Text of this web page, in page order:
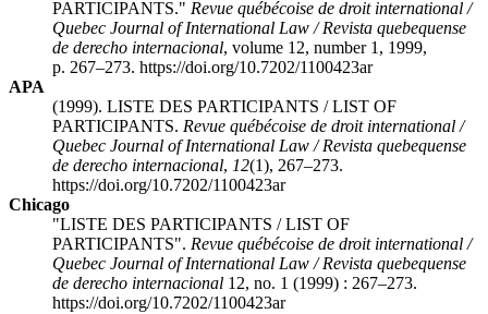
PARTICIPANTS." Revue québécoise de droit international /
Quebec Journal of International Law / Revista quebequense
de derecho internacional, volume 12, number 1, 1999,
p. 267–273. https://doi.org/10.7202/1100423ar
APA
(1999). LISTE DES PARTICIPANTS / LIST OF
PARTICIPANTS. Revue québécoise de droit international /
Quebec Journal of International Law / Revista quebequense
de derecho internacional, 12(1), 267–273.
https://doi.org/10.7202/1100423ar
Chicago
"LISTE DES PARTICIPANTS / LIST OF
PARTICIPANTS". Revue québécoise de droit international /
Quebec Journal of International Law / Revista quebequense
de derecho internacional 12, no. 1 (1999) : 267–273.
https://doi.org/10.7202/1100423ar